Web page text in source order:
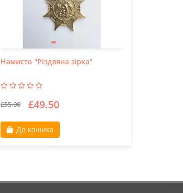
Намисто "Різдвяна зірка"
£55.00 £49.50
До кошика